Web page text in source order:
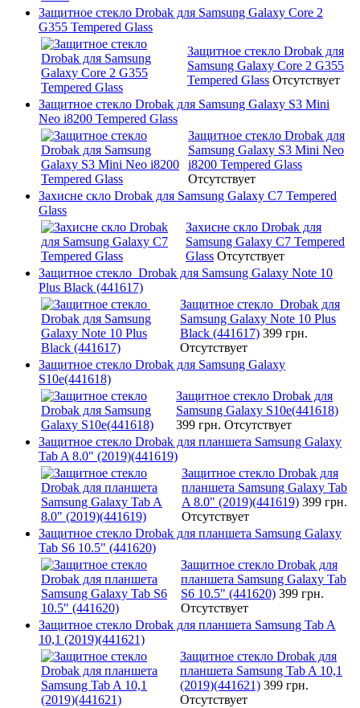
Защитное стекло Drobak для Samsung Galaxy Core 2
G355 Tempered Glass
Защитное стекло Drobak для
Samsung Galaxy Core 2 G355
Tempered Glass Отсутствует
Защитное стекло Drobak для Samsung Galaxy S3 Mini
Neo i8200 Tempered Glass
Защитное стекло Drobak для
Samsung Galaxy S3 Mini Neo
i8200 Tempered Glass
Отсутствует
Захисне скло Drobak для Samsung Galaxy C7 Tempered
Glass
Захисне скло Drobak для
Samsung Galaxy C7 Tempered
Glass Отсутствует
Защитное стекло Drobak для Samsung Galaxy Note 10
Plus Black (441617)
Защитное стекло Drobak для
Samsung Galaxy Note 10 Plus
Black (441617) 399 грн.
Отсутствует
Защитное стекло Drobak для Samsung Galaxy
S10e(441618)
Защитное стекло Drobak для
Samsung Galaxy S10e(441618)
399 грн. Отсутствует
Защитное стекло Drobak для планшета Samsung Galaxy
Tab A 8.0" (2019)(441619)
Защитное стекло Drobak для
планшета Samsung Galaxy Tab
A 8.0" (2019)(441619) 399 грн.
Отсутствует
Защитное стекло Drobak для планшета Samsung Galaxy
Tab S6 10.5" (441620)
Защитное стекло Drobak для
планшета Samsung Galaxy Tab
S6 10.5" (441620) 399 грн.
Отсутствует
Защитное стекло Drobak для планшета Samsung Tab A
10,1 (2019)(441621)
Защитное стекло Drobak для
планшета Samsung Tab A 10,1
(2019)(441621) 399 грн.
Отсутствует